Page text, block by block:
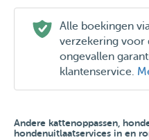
Alle boekingen
verzekering voor
ongevallen
klantenservice.
Andere kattenoppassen,
hondenuitlaatservices in en